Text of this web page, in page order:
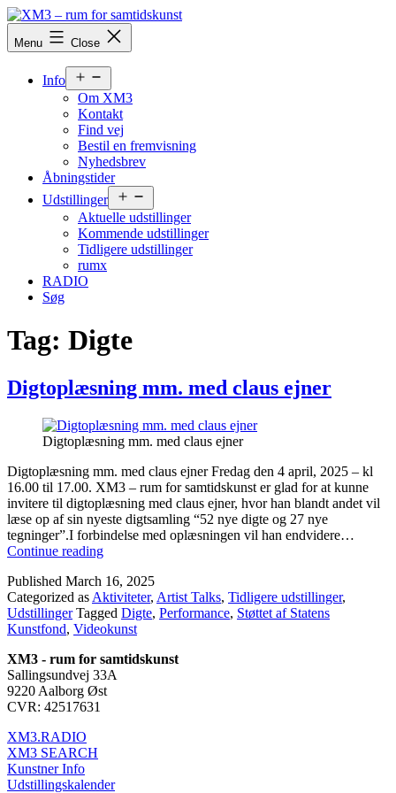
Skip
to
content
XM3
samtidskunst
Menu Close
Info
menu
Om XM3
Kontakt
Find vej
Bestil en fremvisning
Nyhedsbrev
Åbningstider
Udstillinger
menu
Aktuelle udstillinger
Kommende udstillinger
Tidligere udstillinger
rumx
RADIO
Søg
Tag: Digte
Digtoplæsning mm. med claus ejner
Digtoplæsning mm. med claus ejner
Digtoplæsning mm. med claus ejner Fredag den 4 april, 2025 – kl
16.00 til 17.00. XM3 – rum for samtidskunst er glad for at kunne
invitere til digtoplæsning med claus ejner, hvor han blandt andet vil
læse op af sin nyeste digtsamling “52 nye digte og 27 nye
tegninger”.I forbindelse med oplæsningen vil han endvidere…
Continue readingDigtoplæsning
med
claus
ejner
Published March 16, 2025
Categorized as Aktiviteter, Artist Talks, Tidligere udstillinger,
Udstillinger Tagged Digte, Performance, Støttet af Statens
Kunstfond, Videokunst
XM3 - rum for samtidskunst
Sallingsundvej 33A
9220 Aalborg Øst
CVR: 42517631
XM3.RADIO
XM3 SEARCH
Kunstner Info
Udstillingskalender